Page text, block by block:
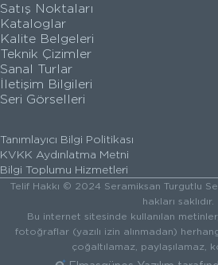
Satış Noktaları
Kataloglar
Kalite Belgeleri
Teknik Çizimler
Sanal Turlar
İletişim Bilgileri
Seri Görselleri
Tanımlayıcı Bilgi Politikası
KVKK Aydınlatma Metni
Bilgi Toplumu Hizmetleri
Telif Hakkı © 2024 Seramiksan Turgutlu
hakları saklıdır.
Bu internet sitesinde kullanılan
fotoğraflar (yazılı izin alınmadan)
çoğaltılamaz, paylaşılamaz,